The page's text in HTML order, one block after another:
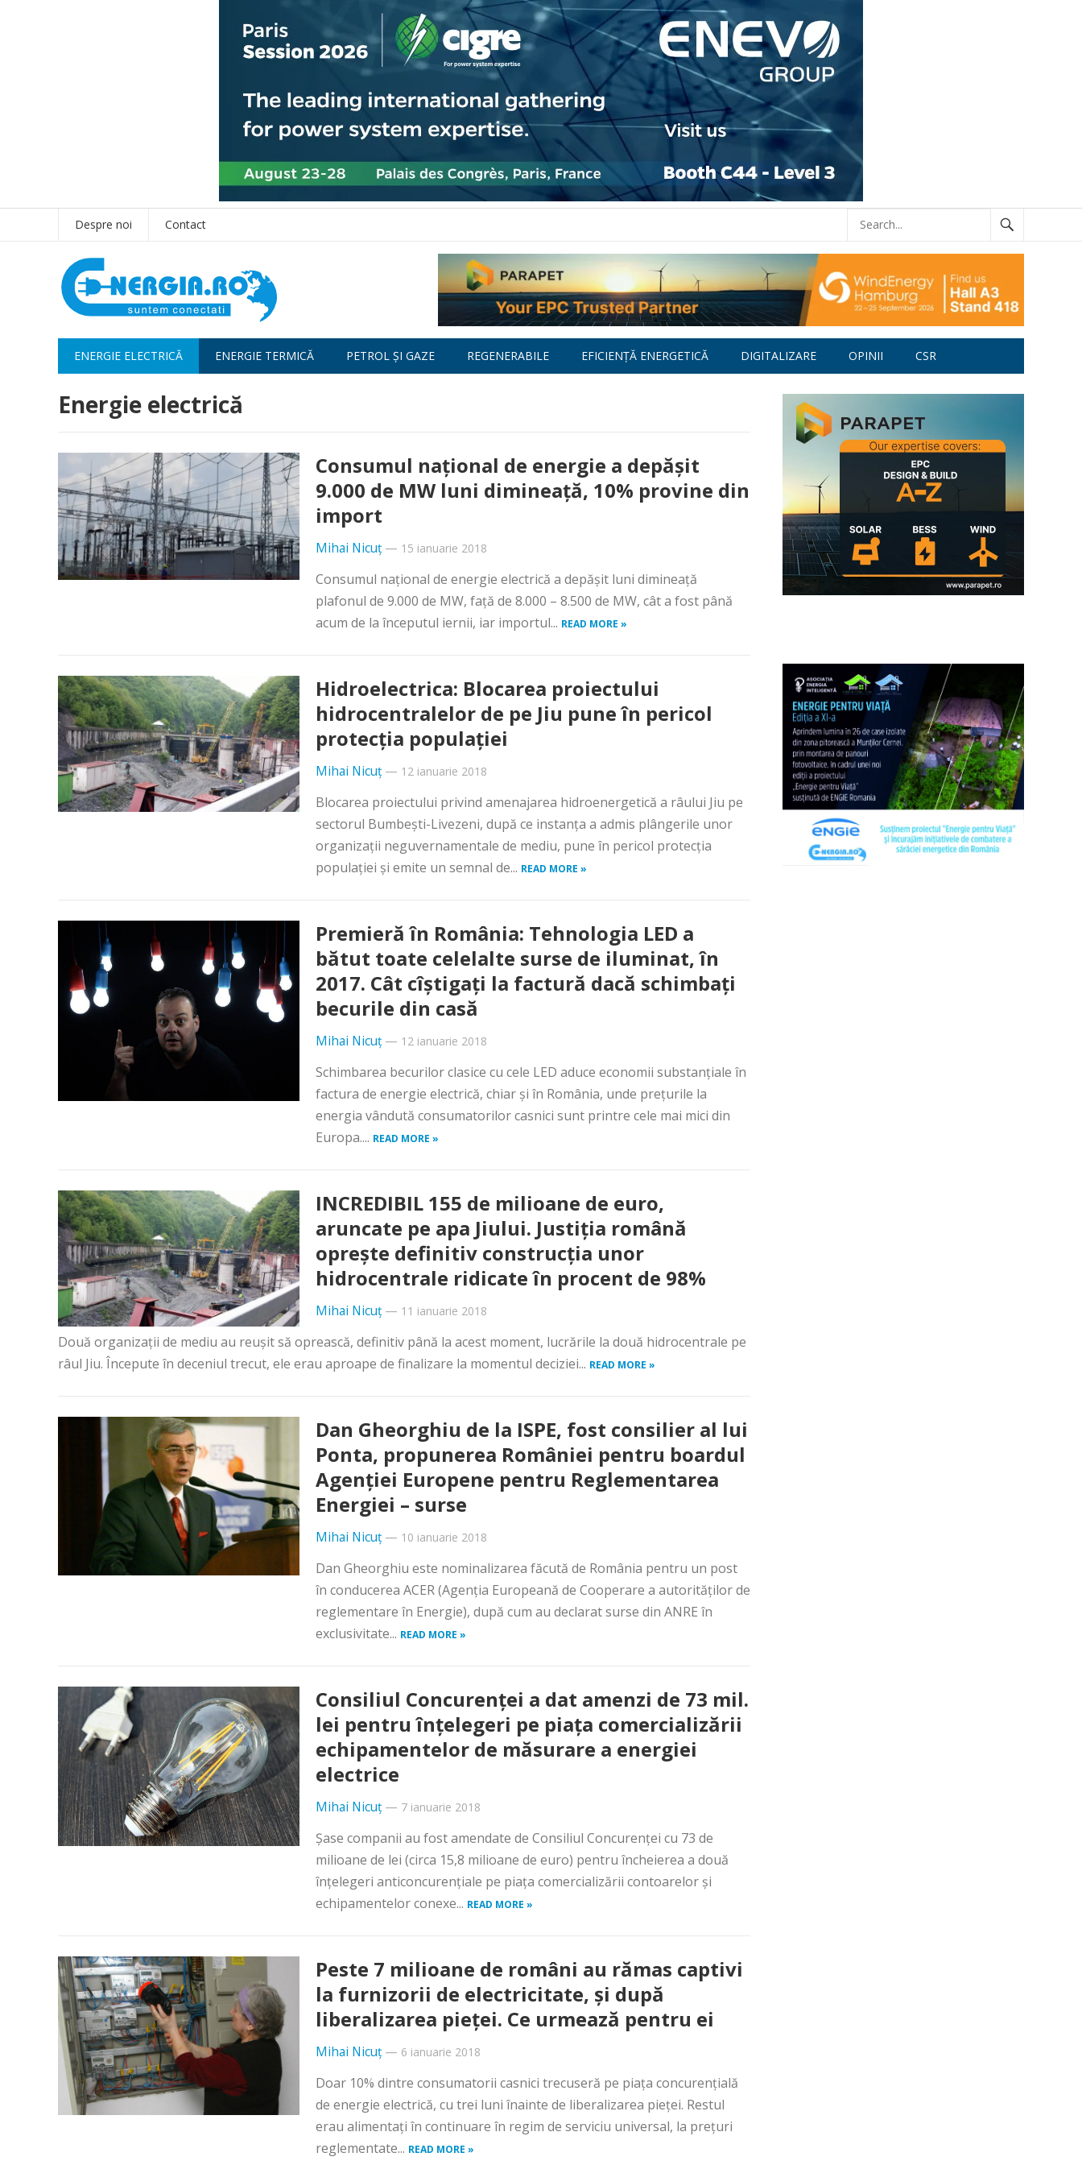
Despre noi Contact
ENERGIE ELECTRICĂ ENERGIE TERMICĂ PETROL ȘI GAZE REGENERABILE EFICIENȚĂ ENERGETICĂ DIGITALIZARE OPINII CSR
Energie electrică
Consumul naţional de energie a depăşit
9.000 de MW luni dimineaţă, 10% provine din
import
Mihai Nicuț— 15 ianuarie 2018
Consumul naţional de energie electrică a depăşit luni dimineaţă
plafonul de 9.000 de MW, faţă de 8.000 – 8.500 de MW, cât a fost până
acum de la începutul iernii, iar importul... READ MORE »
Hidroelectrica: Blocarea proiectului
hidrocentralelor de pe Jiu pune în pericol
protecţia populaţiei
Mihai Nicuț— 12 ianuarie 2018
Blocarea proiectului privind amenajarea hidroenergetică a râului Jiu pe
sectorul Bumbeşti-Livezeni, după ce instanţa a admis plângerile unor
organizaţii neguvernamentale de mediu, pune în pericol protecţia
populaţiei şi emite un semnal de... READ MORE »
Premieră în România: Tehnologia LED a
bătut toate celelalte surse de iluminat, în
2017. Cât cîştigaţi la factură dacă schimbaţi
becurile din casă
Mihai Nicuț— 12 ianuarie 2018
Schimbarea becurilor clasice cu cele LED aduce economii substanţiale în
factura de energie electrică, chiar şi în România, unde preţurile la
energia vândută consumatorilor casnici sunt printre cele mai mici din
Europa.... READ MORE »
INCREDIBIL 155 de milioane de euro,
aruncate pe apa Jiului. Justiţia română
opreşte definitiv construcţia unor
hidrocentrale ridicate în procent de 98%
Mihai Nicuț— 11 ianuarie 2018
Două organizaţii de mediu au reuşit să oprească, definitiv până la acest moment, lucrările la două hidrocentrale pe
râul Jiu. Începute în deceniul trecut, ele erau aproape de finalizare la momentul deciziei... READ MORE »
Dan Gheorghiu de la ISPE, fost consilier al lui
Ponta, propunerea României pentru boardul
Agenţiei Europene pentru Reglementarea
Energiei – surse
Mihai Nicuț— 10 ianuarie 2018
Dan Gheorghiu este nominalizarea făcută de România pentru un post
în conducerea ACER (Agenţia Europeană de Cooperare a autorităţilor de
reglementare în Energie), după cum au declarat surse din ANRE în
exclusivitate... READ MORE »
Consiliul Concurenţei a dat amenzi de 73 mil.
lei pentru înţelegeri pe piaţa comercializării
echipamentelor de măsurare a energiei
electrice
Mihai Nicuț— 7 ianuarie 2018
Şase companii au fost amendate de Consiliul Concurenţei cu 73 de
milioane de lei (circa 15,8 milioane de euro) pentru încheierea a două
înţelegeri anticoncurenţiale pe piaţa comercializării contoarelor şi
echipamentelor conexe... READ MORE »
Peste 7 milioane de români au rămas captivi
la furnizorii de electricitate, şi după
liberalizarea pieţei. Ce urmează pentru ei
Mihai Nicuț— 6 ianuarie 2018
Doar 10% dintre consumatorii casnici trecuseră pe piaţa concurenţială
de energie electrică, cu trei luni înainte de liberalizarea pieţei. Restul
erau alimentaţi în continuare în regim de serviciu universal, la preţuri
reglementate... READ MORE »